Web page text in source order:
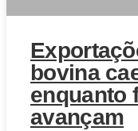
bovina
enquanto
avançam